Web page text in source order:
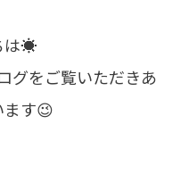
は☀
グをご覧いただきあ
ます😉